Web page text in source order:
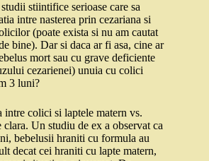
stiintifice serioase care sa
intre nasterea prin cezariana si
(poate exista si nu am cautat
bine). Dar si daca ar fi asa, cine ar
mort sau cu grave deficiente
cezarienei) unuia cu colici
3 luni?
intre colici si laptele matern vs.
Un studiu de ex a observat ca
bebelusii hraniti cu formula au
decat cei hraniti cu lapte matern,